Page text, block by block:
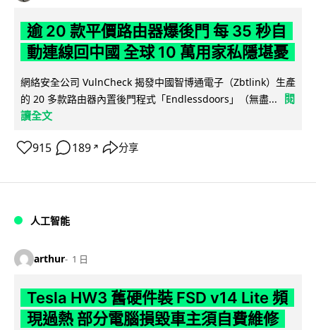
逾 20 款平價路由器爆後門 每 35 秒自
動連線回中國 全球 10 萬用家私隱堪憂
網絡安全公司 VulnCheck 揭發中國智博通電子（Zbtlink）生產
的 20 多款路由器內置後門程式「Endlessdoors」（無盡...
閱
讀全文
915 189 ↗ 分享
人工智能
arthur 1 日
Tesla HW3 舊硬件裝 FSD v14 Lite 頻
現過熱 部分電腦損毀車主須自費維修